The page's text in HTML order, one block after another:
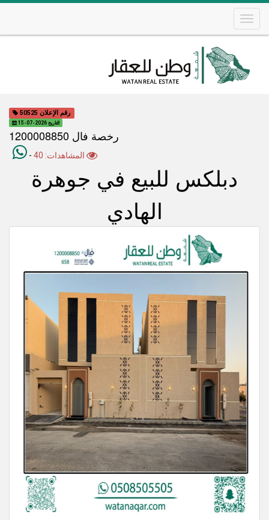
Skip
رقم الإعلان 50525
التاريخ 2026-07-15
رخصة فال 1200008850
-
دبلكس للبيع في جوهرة
الهادي